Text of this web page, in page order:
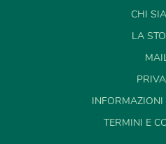
CHI
LA
INFORMAZIONI
TERMINI E